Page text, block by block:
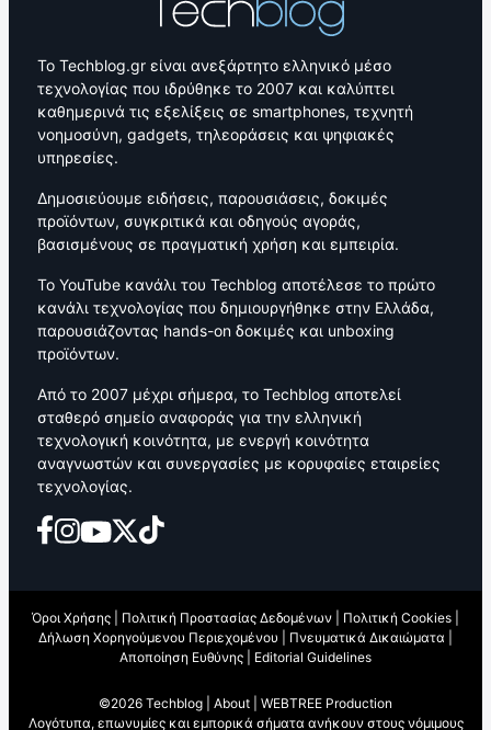
Το Techblog.gr είναι ανεξάρτητο ελληνικό μέσο
τεχνολογίας που ιδρύθηκε το 2007 και καλύπτει
καθημερινά τις εξελίξεις σε smartphones, τεχνητή
νοημοσύνη, gadgets, τηλεοράσεις και ψηφιακές
υπηρεσίες.
Δημοσιεύουμε ειδήσεις, παρουσιάσεις, δοκιμές
προϊόντων, συγκριτικά και οδηγούς αγοράς,
βασισμένους σε πραγματική χρήση και εμπειρία.
Το YouTube κανάλι του Techblog αποτέλεσε το πρώτο
κανάλι τεχνολογίας που δημιουργήθηκε στην Ελλάδα,
παρουσιάζοντας hands-on δοκιμές και unboxing
προϊόντων.
Από το 2007 μέχρι σήμερα, το Techblog αποτελεί
σταθερό σημείο αναφοράς για την ελληνική
τεχνολογική κοινότητα, με ενεργή κοινότητα
αναγνωστών και συνεργασίες με κορυφαίες εταιρείες
τεχνολογίας.
Όροι Χρήσης Πολιτική Προστασίας Δεδομένων Πολιτική Cookies
Δήλωση Χορηγούμενου Περιεχομένου
Πνευματικά Δικαιώματα
Αποποίηση Ευθύνης
Editorial Guidelines
©2026 Techblog | About
WEBTREE Production
Λογότυπα, επωνυμίες και εμπορικά σήματα ανήκουν στους νόμιμους